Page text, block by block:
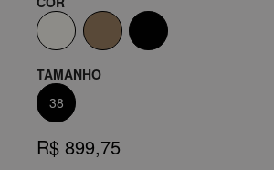
TAMANHO
38
R$ 899,75